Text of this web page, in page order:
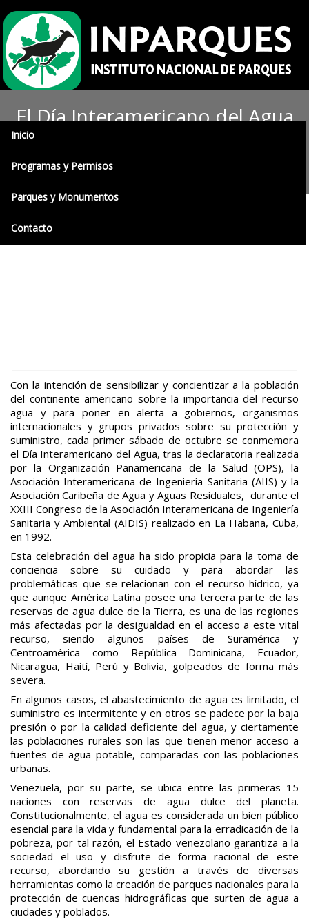
Inicio
Programas y Permisos
Parques y Monumentos
Contacto
El Día Interamericano del Agua
promueve la protección del
vital líquido
Con la intención de sensibilizar y concientizar a la población
del continente americano sobre la importancia del recurso
agua y para poner en alerta a gobiernos, organismos
internacionales y grupos privados sobre su protección y
suministro, cada primer sábado de octubre se conmemora
el Día Interamericano del Agua, tras la declaratoria realizada
por la Organización Panamericana de la Salud (OPS), la
Asociación Interamericana de Ingeniería Sanitaria (AIIS) y la
Asociación Caribeña de Agua y Aguas Residuales, durante el
XXIII Congreso de la Asociación Interamericana de Ingeniería
Sanitaria y Ambiental (AIDIS) realizado en La Habana, Cuba,
en 1992.
Esta celebración del agua ha sido propicia para la toma de
conciencia sobre su cuidado y para abordar las
problemáticas que se relacionan con el recurso hídrico, ya
que aunque América Latina posee una tercera parte de las
reservas de agua dulce de la Tierra, es una de las regiones
más afectadas por la desigualdad en el acceso a este vital
recurso, siendo algunos países de Suramérica y
Centroamérica como República Dominicana, Ecuador,
Nicaragua, Haití, Perú y Bolivia, golpeados de forma más
severa.
En algunos casos, el abastecimiento de agua es limitado, el
suministro es intermitente y en otros se padece por la baja
presión o por la calidad deficiente del agua, y ciertamente
las poblaciones rurales son las que tienen menor acceso a
fuentes de agua potable, comparadas con las poblaciones
urbanas.
Venezuela, por su parte, se ubica entre las primeras 15
naciones con reservas de agua dulce del planeta.
Constitucionalmente, el agua es considerada un bien público
esencial para la vida y fundamental para la erradicación de la
pobreza, por tal razón, el Estado venezolano garantiza a la
sociedad el uso y disfrute de forma racional de este
recurso, abordando su gestión a través de diversas
herramientas como la creación de parques nacionales para la
protección de cuencas hidrográficas que surten de agua a
ciudades y poblados.